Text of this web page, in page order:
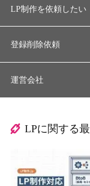
LP制作を依頼したい
登録削除依頼
運営会社
LPに関する